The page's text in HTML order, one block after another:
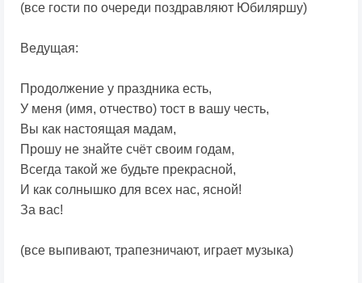
(все гости по очереди поздравляют Юбиляршу)
Ведущая:
Продолжение у праздника есть,
У меня (имя, отчество) тост в вашу честь,
Вы как настоящая мадам,
Прошу не знайте счёт своим годам,
Всегда такой же будьте прекрасной,
И как солнышко для всех нас, ясной!
За вас!
(все выпивают, трапезничают, играет музыка)